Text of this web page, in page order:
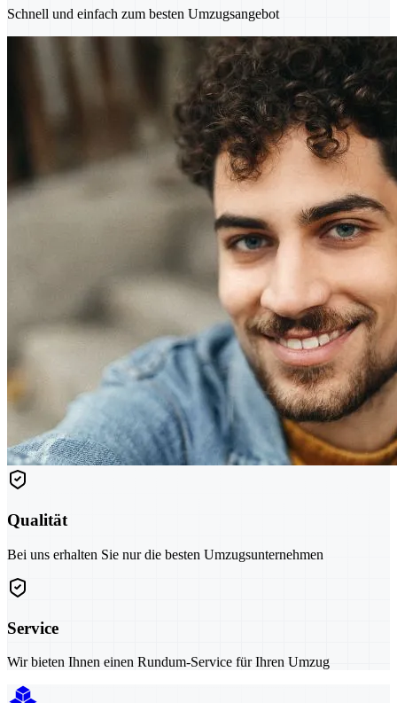
Schnell und einfach zum besten Umzugsangebot
Qualität
Bei uns erhalten Sie nur die besten Umzugsunternehmen
Service
Wir bieten Ihnen einen Rundum-Service für Ihren Umzug